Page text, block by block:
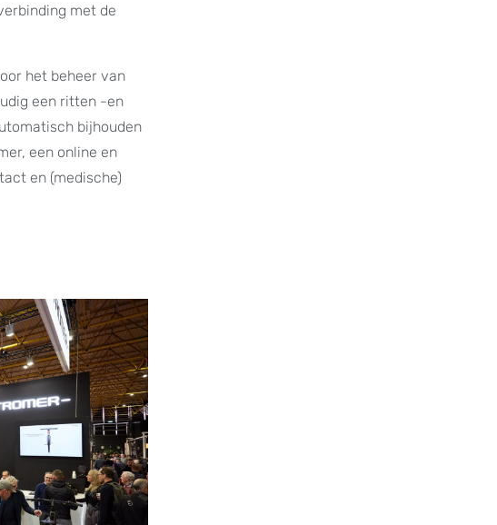
met de
het beheer van
een ritten -en
bijhouden
een online en
en (medische)